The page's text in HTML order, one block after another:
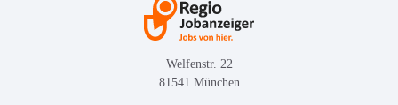
Welfenstr. 22
81541 München